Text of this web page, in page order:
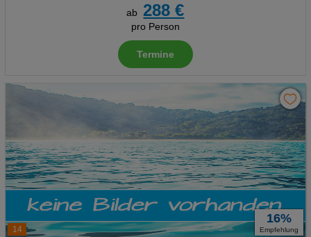
ab
288 €
pro Person
Termine
14
16%
Empfehlung